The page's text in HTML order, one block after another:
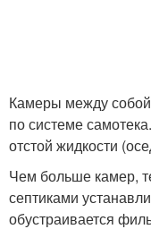
Камеры между
по системе
отстой жидкости
Чем больше камер,
септиками
обустраивается